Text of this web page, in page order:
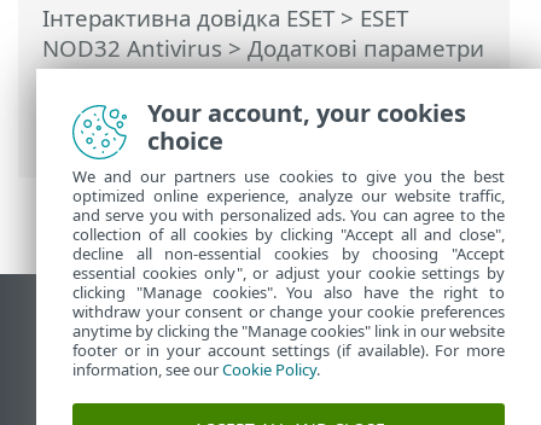
Інтерактивна довідка ESET> ESET
NOD32 Antivirus>Додаткові параметри
>Інтерфейс користувача>Ігровий
режим> Програми, виключені з
ігрового режиму
Переглянути повну версію
End of Life
База знань ESET
Форум ESET
Your account, your cookies
choice
We and our partners use cookies to give you the best
optimized online experience, analyze our website traffic,
and serve you with personalized ads. You can agree to the
collection of all cookies by clicking "Accept all and close",
decline all non-essential cookies by choosing "Accept
essential cookies only", or adjust your cookie settings by
clicking "Manage cookies". You also have the right to
withdraw your consent or change your cookie preferences
anytime by clicking the "Manage cookies" link in our website
footer or in your account settings (if available). For more
information, see ourCookie Policy.